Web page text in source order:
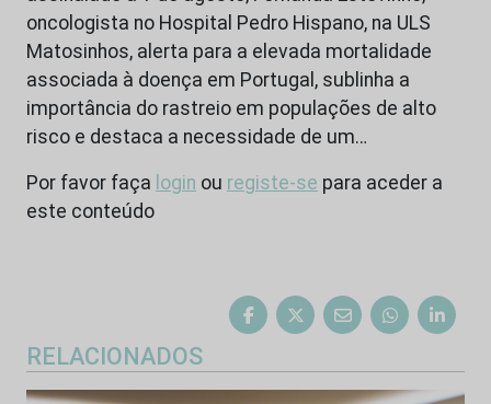
oncologista no Hospital Pedro Hispano, na ULS
Matosinhos, alerta para a elevada mortalidade
associada à doença em Portugal, sublinha a
importância do rastreio em populações de alto
risco e destaca a necessidade de um…
Por favor faça login ou registe-se para aceder a
este conteúdo
RELACIONADOS